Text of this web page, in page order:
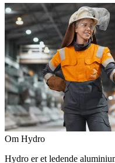
Om Hydro
Hydro er et ledende